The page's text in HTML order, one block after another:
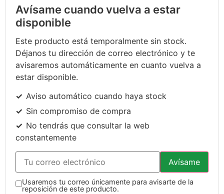
Avísame cuando vuelva a estar
disponible
Este producto está temporalmente sin stock.
Déjanos tu dirección de correo electrónico y te
avisaremos automáticamente en cuanto vuelva a
estar disponible.
Aviso automático cuando haya stock
Sin compromiso de compra
No tendrás que consultar la web
constantemente
Avísame
Usaremos tu correo únicamente para avisarte de la
reposición de este producto.